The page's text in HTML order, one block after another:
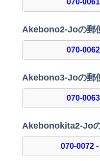
070-0061
Akebono2-Joの郵
070-0062
Akebono3-Joの郵
070-0063
Akebonokita2-Jo
070-0072-